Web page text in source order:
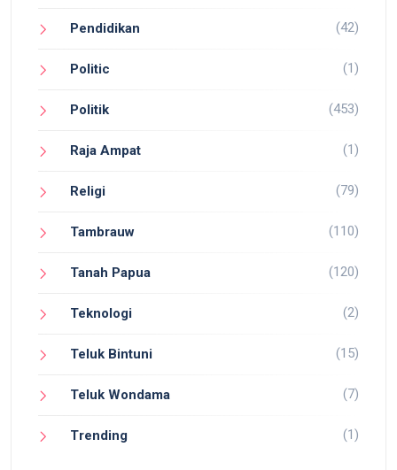
Pendidikan (42)
Politic (1)
Politik (453)
Raja Ampat (1)
Religi (79)
Tambrauw (110)
Tanah Papua (120)
Teknologi (2)
Teluk Bintuni (15)
Teluk Wondama (7)
Trending (1)